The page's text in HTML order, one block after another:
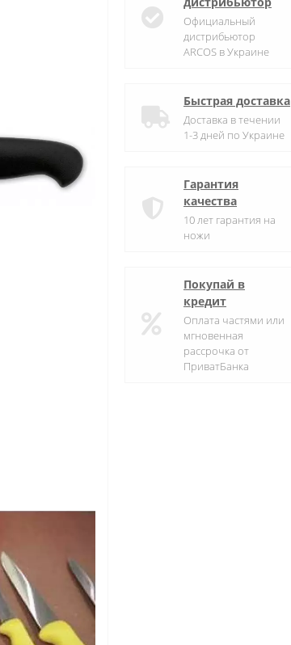
Официальный
дистрибьютор
ARCOS в Украине
Быстрая доставка
Доставка в течении
1-3 дней по Украине
Гарантия
качества
10 лет гарантия на
ножи
Покупай в
кредит
Оплата частями или
мгновенная
рассрочка от
ПриватБанка